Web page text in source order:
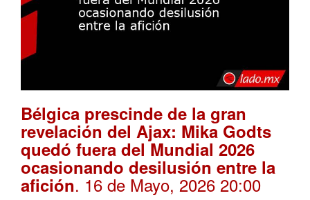
Bélgica prescinde de la gran
revelación del Ajax: Mika Godts
quedó fuera del Mundial 2026
ocasionando desilusión entre la
afición. 16 de Mayo, 2026 20:00